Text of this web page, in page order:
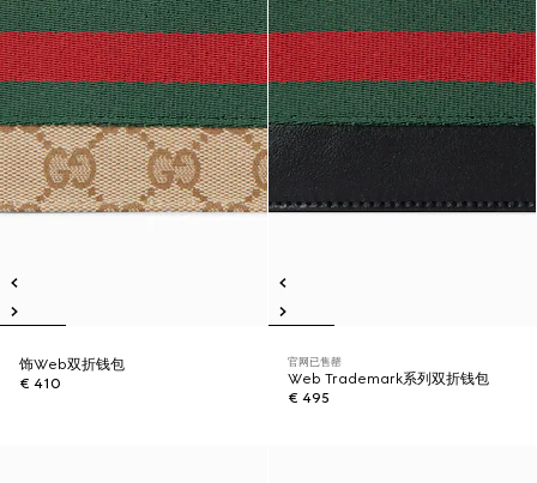
饰Web双折钱包
€ 410
官网已售罄
Web Trademark系列双折钱包
€ 495